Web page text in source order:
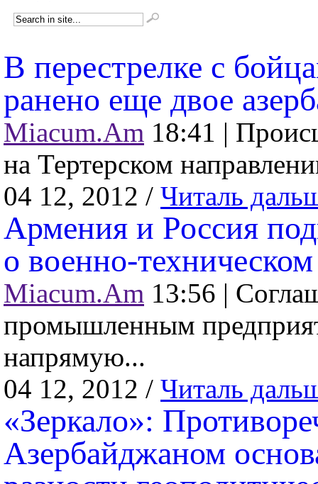
В перестрелке с
ранено еще двое
Miacum.Am 18:41 |
на Тертерском
04 12, 2012 / Читаль
Армения и Россия
о военно-
Miacum.Am 13:56 |
промышленным
напрямую...
04 12, 2012 / Читаль
«Зеркало»:
Азербайджаном